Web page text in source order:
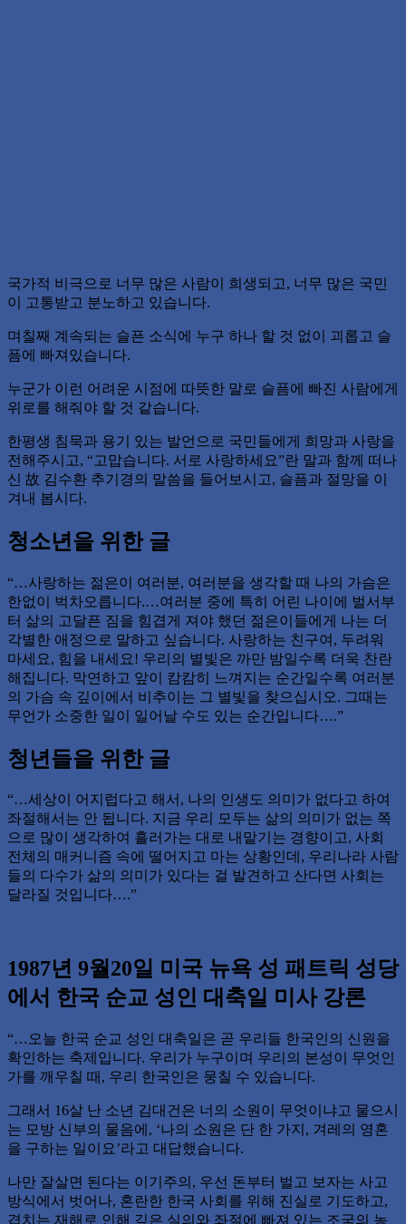
국가적 비극으로 너무 많은 사람이 희생되고, 너무 많은 국민
이 고통받고 분노하고 있습니다.
며칠째 계속되는 슬픈 소식에 누구 하나 할 것 없이 괴롭고 슬
픔에 빠져있습니다.
누군가 이런 어려운 시점에 따뜻한 말로 슬픔에 빠진 사람에게
위로를 해줘야 할 것 같습니다.
한평생 침묵과 용기 있는 발언으로 국민들에게 희망과 사랑을
전해주시고, “고맙습니다. 서로 사랑하세요”란 말과 함께 떠나
신 故 김수환 추기경의 말씀을 들어보시고, 슬픔과 절망을 이
겨내 봅시다.
청소년을 위한 글
“…사랑하는 젊은이 여러분, 여러분을 생각할 때 나의 가슴은
한없이 벅차오릅니다.…여러분 중에 특히 어린 나이에 벌서부
터 삶의 고달픈 짐을 힘겹게 져야 했던 젊은이들에게 나는 더
각별한 애정으로 말하고 싶습니다. 사랑하는 친구여, 두려워
마세요, 힘을 내세요! 우리의 별빛은 까만 밤일수록 더욱 찬란
해집니다. 막연하고 앞이 캄캄히 느껴지는 순간일수록 여러분
의 가슴 속 깊이에서 비추이는 그 별빛을 찾으십시오. 그때는
무언가 소중한 일이 일어날 수도 있는 순간입니다….”
청년들을 위한 글
“…세상이 어지럽다고 해서, 나의 인생도 의미가 없다고 하여
좌절해서는 안 됩니다. 지금 우리 모두는 삶의 의미가 없는 쪽
으로 많이 생각하여 흘러가는 대로 내맡기는 경향이고, 사회
전체의 매커니즘 속에 떨어지고 마는 상황인데, 우리나라 사람
들의 다수가 삶의 의미가 있다는 걸 발견하고 산다면 사회는
달라질 것입니다….”
1987년 9월20일 미국 뉴욕 성 패트릭 성당
에서 한국 순교 성인 대축일 미사 강론
“…오늘 한국 순교 성인 대축일은 곧 우리들 한국인의 신원을
확인하는 축제입니다. 우리가 누구이며 우리의 본성이 무엇인
가를 깨우칠 때, 우리 한국인은 뭉칠 수 있습니다.
그래서 16살 난 소년 김대건은 너의 소원이 무엇이냐고 물으시
는 모방 신부의 물음에, ‘나의 소원은 단 한 가지, 겨레의 영혼
을 구하는 일이요’라고 대답했습니다.
나만 잘살면 된다는 이기주의, 우선 돈부터 벌고 보자는 사고
방식에서 벗어나, 혼란한 한국 사회를 위해 진실로 기도하고,
겹치는 재해로 인해 깊은 실의와 좌절에 빠져 있는 조국의 농